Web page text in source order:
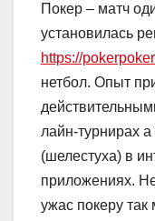
Покер – матч
установилась
https://
нетбол. Опыт
лайн-турнирах
(шелестуха) в
приложениях.
ужас покеру так